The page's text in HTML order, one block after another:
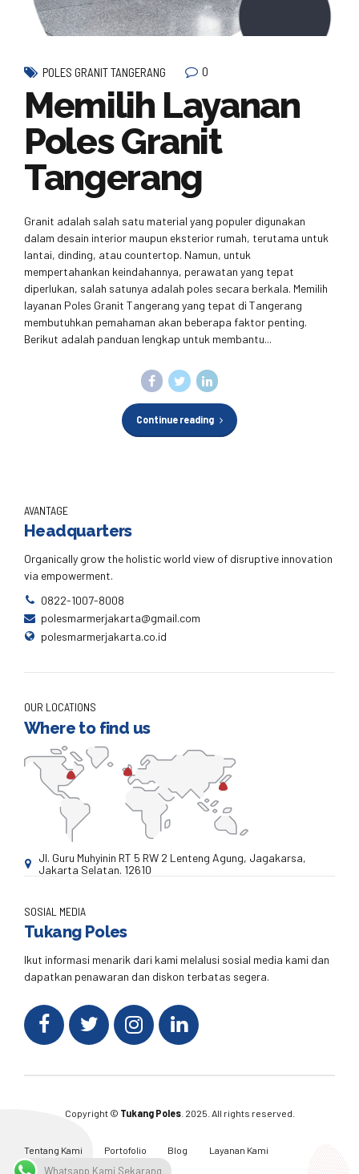
POLES GRANIT TANGERANG 0
Memilih Layanan
Poles Granit
Tangerang
Granit adalah salah satu material yang populer digunakan
dalam desain interior maupun eksterior rumah, terutama untuk
lantai, dinding, atau countertop. Namun, untuk
mempertahankan keindahannya, perawatan yang tepat
diperlukan, salah satunya adalah poles secara berkala. Memilih
layanan Poles Granit Tangerang yang tepat di Tangerang
membutuhkan pemahaman akan beberapa faktor penting.
Berikut adalah panduan lengkap untuk membantu...
Continue reading
AVANTAGE
Headquarters
Organically grow the holistic world view of disruptive innovation
via empowerment.
0822-1007-8008
polesmarmerjakarta@gmail.com
polesmarmerjakarta.co.id
OUR LOCATIONS
Where to find us
Jl. Guru Muhyinin RT 5 RW 2 Lenteng Agung, Jagakarsa,
Jakarta Selatan. 12610
SOSIAL MEDIA
Tukang Poles
Ikut informasi menarik dari kami melalusi sosial media kami dan
dapatkan penawaran dan diskon terbatas segera.
Copyright © Tukang Poles. 2025. All rights reserved.
Tentang Kami Portofolio Blog
Layanan Kami
Kontak Kami
Whatsapp Kami Sekarang